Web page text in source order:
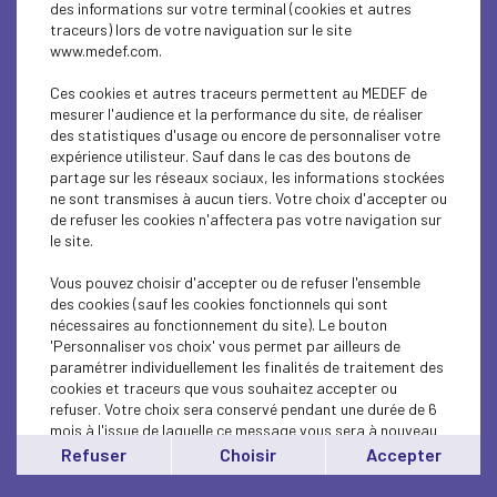
événements transfrontaliers.
02 avril : Sémaire IA à l'Abbaye des Prémontrés,
Pont-à-Mousson,
18 novembre : Colloque Europe "Approche
transfrontalière des pratiques RH", à Longwy
des informations sur votre terminal (cookies et autres
traceurs) lors de votre naviguation sur le site
www.medef.com.
Ces cookies et autres traceurs permettent au MEDEF de
mesurer l'audience et la performance du site, de réaliser
des statistiques d'usage ou encore de personnaliser votre
expérience utilisteur. Sauf dans le cas des boutons de
partage sur les réseaux sociaux, les informations stockées
ne sont transmises à aucun tiers. Votre choix d'accepter ou
de refuser les cookies n'affectera pas votre navigation sur
le site.
Vous pouvez choisir d'accepter ou de refuser l'ensemble
des cookies (sauf les cookies fonctionnels qui sont
nécessaires au fonctionnement du site). Le bouton
'Personnaliser vos choix' vous permet par ailleurs de
paramétrer individuellement les finalités de traitement des
cookies et traceurs que vous souhaitez accepter ou
refuser. Votre choix sera conservé pendant une durée de 6
mois à l'issue de laquelle ce message vous sera à nouveau
affiché..
Vous pouvez modifier votre choix à tout moment en
Refuser Choisir Accepter